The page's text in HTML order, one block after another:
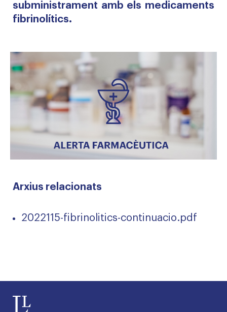
Arxius relacionats
2022115-fibrinolitics-continuacio.pdf
subministrament amb els medicaments
fibrinolítics.